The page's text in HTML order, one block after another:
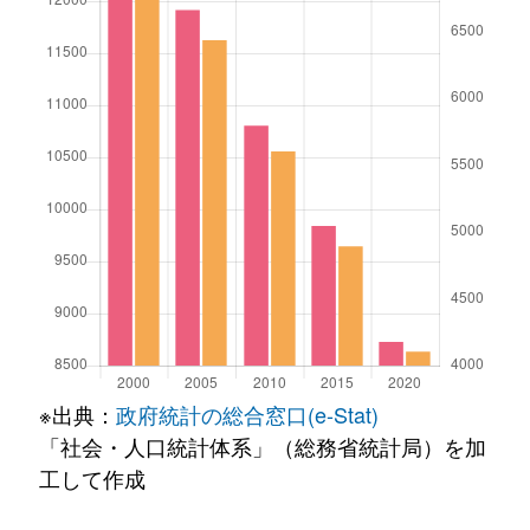
※出典： 政府統計の総合窓口(e-Stat)
「社会・人口統計体系」（総務省統計局）を加
工して作成